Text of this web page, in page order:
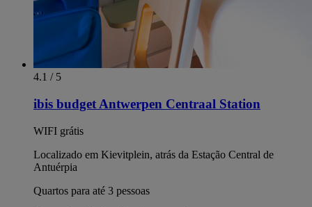
4.1 / 5
ibis budget Antwerpen Centraal Station
WIFI grátis
Localizado em Kievitplein, atrás da Estação Central de
Antuérpia
Quartos para até 3 pessoas